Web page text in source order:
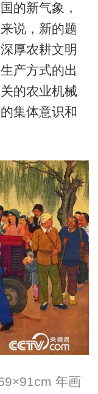
的新气象，
说，新的题
厚农耕文明
产方式的出
的农业机械
集体意识和
年画